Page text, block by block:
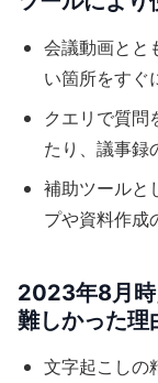
会議動画とと
い箇所をすぐ
クエリで質問
たり、議事録
補助ツールと
プや資料作成
2023年8月時
難しかった理
文字起こしの